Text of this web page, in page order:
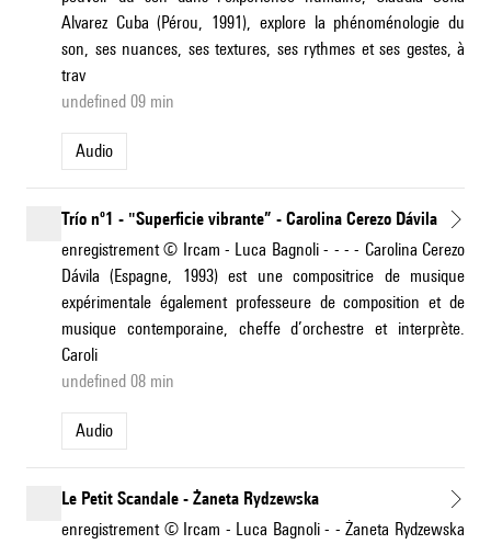
Alvarez Cuba (Pérou, 1991), explore la phénoménologie du
son, ses nuances, ses textures, ses rythmes et ses gestes, à
trav
undefined 09 min
Audio
Trío nº1 - "Superficie vibrante” - Carolina Cerezo Dávila
enregistrement © Ircam - Luca Bagnoli - - - - Carolina Cerezo
Dávila (Espagne, 1993) est une compositrice de musique
expérimentale également professeure de composition et de
musique contemporaine, cheffe d’orchestre et interprète.
Caroli
undefined 08 min
Audio
Le Petit Scandale - Żaneta Rydzewska
enregistrement © Ircam - Luca Bagnoli - - Żaneta Rydzewska